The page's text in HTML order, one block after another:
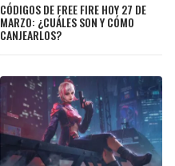
CÓDIGOS DE FREE FIRE HOY 27 DE
MARZO: ¿CUÁLES SON Y CÓMO
CANJEARLOS?